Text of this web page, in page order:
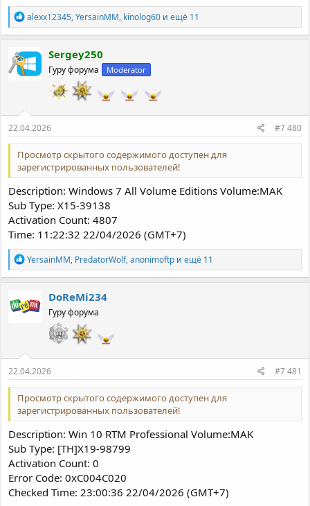
Р
е
а
к
ц
и
alexx12345,YersainMM, kinolog60 и ещё 11
Sergey250
Гуру форума Moderator
22.04.2026 #7 480
Просмотр скрытого содержимого доступен для
зарегистрированных пользователей!
Description: Windows 7 All Volume Editions Volume:MAK
Sub Type: X15-39138
Activation Count: 4807
Time: 11:22:32 22/04/2026 (GMT+7)
Р
е
а
ц
и
YersainMM, PredatorWolf,anonimoftp и ещё 11
DoReMi234
Гуру форума
22.04.2026 #7 481
Просмотр скрытого содержимого доступен для
зарегистрированных пользователей!
Description: Win 10 RTM Professional Volume:MAK
Sub Type: [TH]X19-98799
Activation Count: 0
Error Code: 0xC004C020
Checked Time: 23:00:36 22/04/2026 (GMT+7)